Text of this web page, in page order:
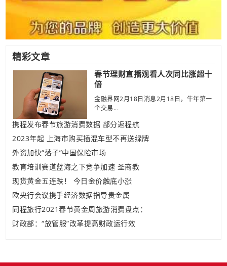
精彩文章
春节理财直播观看人次同比涨超十
倍
金融界网2月18日消息2月18日，牛年第一
个交易...
携程发布春节旅游消费数据 部分返程航
2023年起 上海市购买插混车型不再送绿牌
外资加快“落子”中国保险市场
教育培训赛道蓝海之下竞争加速 圣商教
现货黄金五连跌！ 今日金价触底小涨
欧央行会议携手经济数据指导贵金属
同程旅行2021春节黄金周旅游消费盘点：
财政部：“放管服”改革提高财政运行效